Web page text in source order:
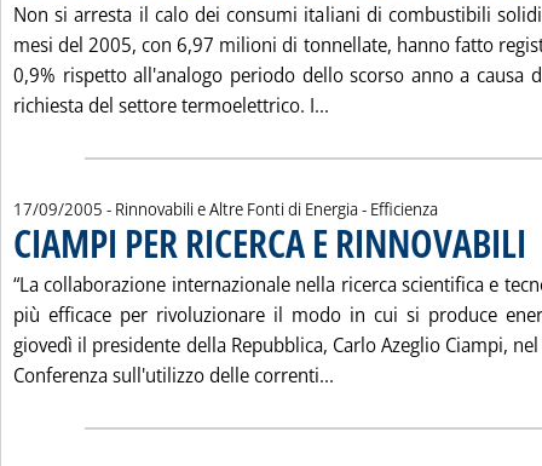
Non si arresta il calo dei consumi italiani di combustibili
mesi del 2005, con 6,97 milioni di tonnellate, hanno fatto
0,9% rispetto all'analogo periodo dello scorso anno a causa
richiesta del settore termoelettrico. I...
17/09/2005 - Rinnovabili e Altre Fonti di Energia - Efficienza
CIAMPI PER RICERCA E RINNOVABILI
“La collaborazione internazionale nella ricerca scientifica e
più efficace per rivoluzionare il modo in cui si produce
giovedì il presidente della Repubblica, Carlo Azeglio Ciampi,
Conferenza sull'utilizzo delle correnti...